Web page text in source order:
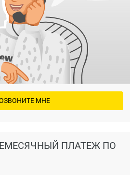
ПЛАТЕЖ ПО
МНЕ